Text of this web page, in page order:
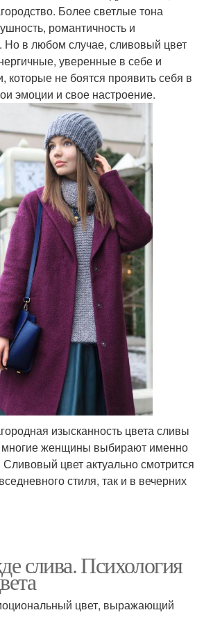
Более светлые тона
романтичность и
Но в любом случае, сливовый цвет
уверенные в себе и
не боятся проявить себя в
эмоции и свое настроение.
изысканность цвета сливы
многие женщины выбирают именно
цвет актуально смотрится
стиля, так и в вечерних
слива. Психология
цвет, выражающий